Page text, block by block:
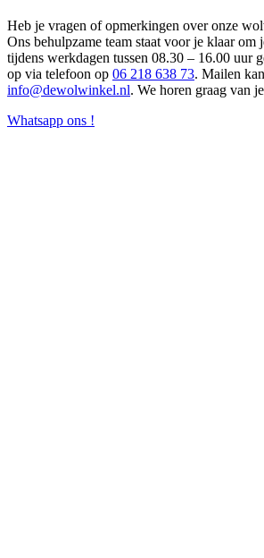
Heb je vragen of opmerkingen over onze
Ons behulpzame team staat voor je klaar om
tijdens werkdagen tussen 08.30 – 16.00 uur
op via telefoon op 06 218 638 73. Mailen
info@dewolwinkel.nl. We horen graag van
Whatsapp ons !